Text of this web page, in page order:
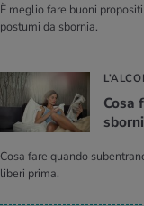
È meglio fare buoni
postumi da sbornia.
Cosa
Cosa fare quando
liberi prima.